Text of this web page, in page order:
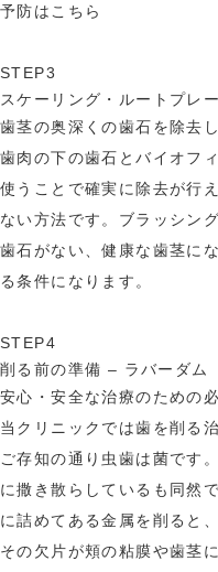
予防はこちら
STEP3
スケーリング・ルートプレ
歯茎の奥深くの歯石を除去
歯肉の下の歯石とバイオフ
使うことで確実に除去が行
ない方法です。ブラッシン
歯石がない、健康な歯茎に
る条件になります。
STEP4
削る前の準備 – ラバーダム
安心・安全な治療のための
当クリニックでは歯を削る
ご存知の通り虫歯は菌です
に撒き散らしているも同然
に詰めてある金属を削ると
その欠片が頬の粘膜や歯茎